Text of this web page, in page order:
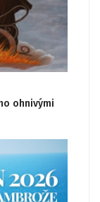
ohnivými